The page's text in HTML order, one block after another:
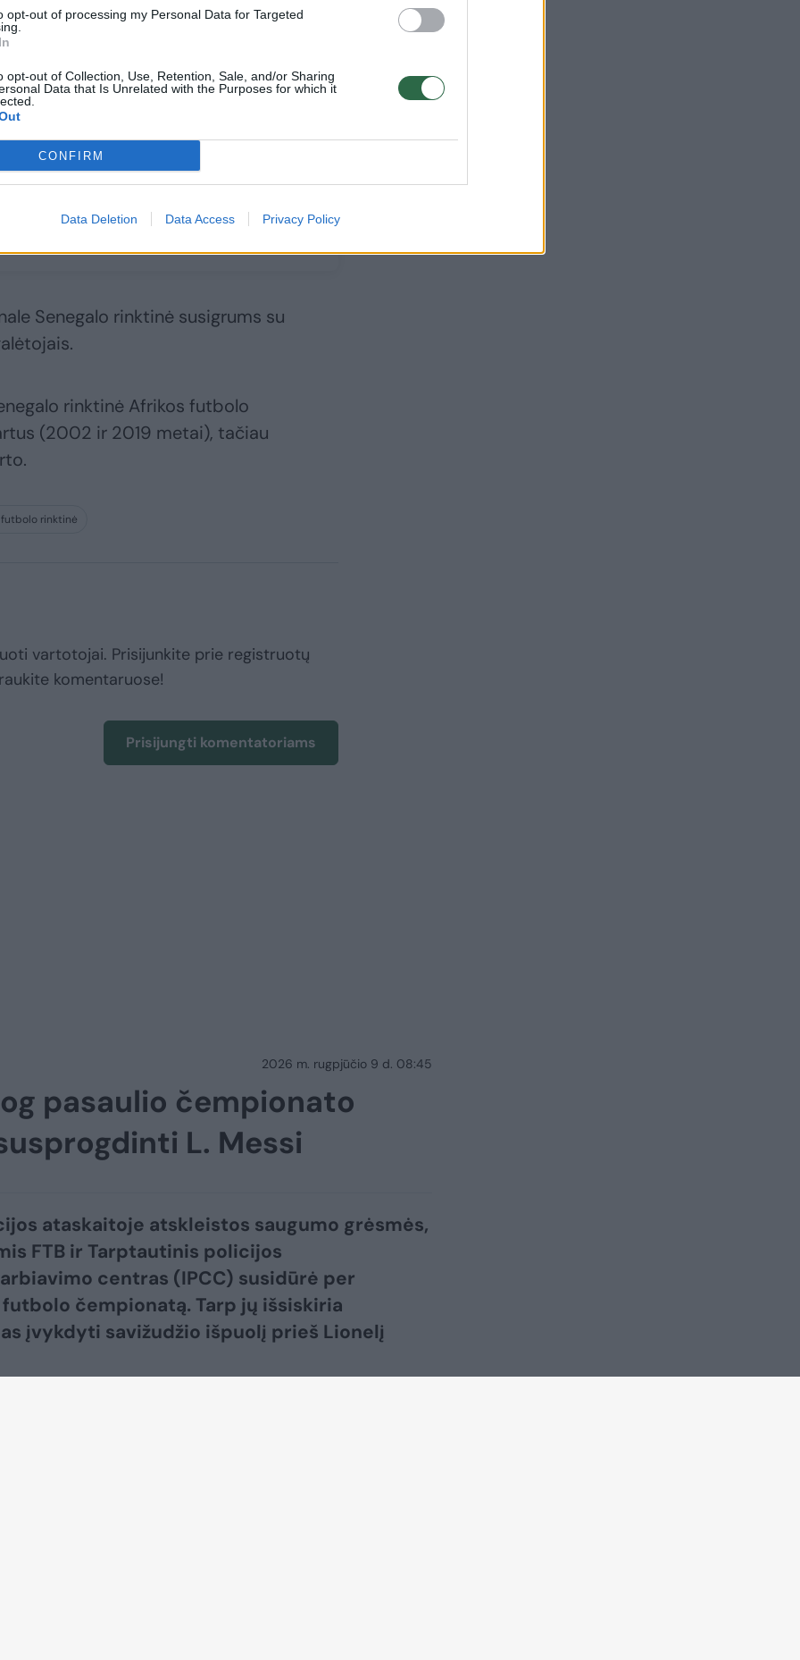
opt-out of processing my Personal Data for Targeted
opt-out of Collection, Use, Retention, Sale, and/or Sharing
Data that Is Unrelated with the Purposes for which it
CONFIRM
Data Deletion Data Access Privacy Policy
po
Egiptą į
futbolo
Senegalo rinktinė susigrums su
rinktinė Afrikos futbolo
(2002 ir 2019 metai), tačiau
rinktinė
vartotojai. Prisijunkite prie registruotų
komentaruose!
Prisijungti komentatoriams
2026 m. rugpjūčio 9 d. 08:45
pasaulio čempionato
L. Messi
ataskaitoje atskleistos saugumo grėsmės,
FTB ir Tarptautinis policijos
centras (IPCC) susidūrė per
čempionatą. Tarp jų išsiskiria
įvykdyti savižudžio išpuolį prieš Lionelį